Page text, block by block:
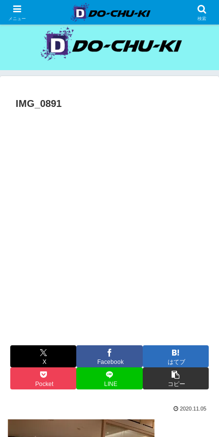
高級ホテルの格安宿泊研究、宿泊記
IMG_0891
X Facebook はてブ
Pocket LINE コピー
2020.11.05
メニュー 検索